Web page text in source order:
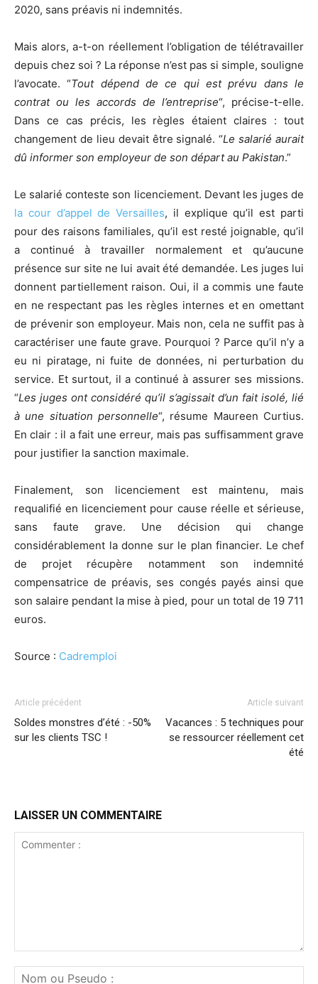
2020, sans préavis ni indemnités.
Mais alors, a-t-on réellement l’obligation de télétravailler
depuis chez soi ? La réponse n’est pas si simple, souligne
l’avocate. “Tout dépend de ce qui est prévu dans le
contrat ou les accords de l’entreprise“, précise-t-elle.
Dans ce cas précis, les règles étaient claires : tout
changement de lieu devait être signalé. “Le salarié aurait
dû informer son employeur de son départ au Pakistan.”
Le salarié conteste son licenciement. Devant les juges de
la cour d’appel de Versailles, il explique qu’il est parti
pour des raisons familiales, qu’il est resté joignable, qu’il
a continué à travailler normalement et qu’aucune
présence sur site ne lui avait été demandée. Les juges lui
donnent partiellement raison. Oui, il a commis une faute
en ne respectant pas les règles internes et en omettant
de prévenir son employeur. Mais non, cela ne suffit pas à
caractériser une faute grave. Pourquoi ? Parce qu’il n’y a
eu ni piratage, ni fuite de données, ni perturbation du
service. Et surtout, il a continué à assurer ses missions.
“Les juges ont considéré qu’il s’agissait d’un fait isolé, lié
à une situation personnelle“, résume Maureen Curtius.
En clair : il a fait une erreur, mais pas suffisamment grave
pour justifier la sanction maximale.
Finalement, son licenciement est maintenu, mais
requalifié en licenciement pour cause réelle et sérieuse,
sans faute grave. Une décision qui change
considérablement la donne sur le plan financier. Le chef
de projet récupère notamment son indemnité
compensatrice de préavis, ses congés payés ainsi que
son salaire pendant la mise à pied, pour un total de 19 711
euros.
Source : Cadremploi
Article précédent
Soldes monstres d’été : -50%
sur les clients TSC !
Article suivant
Vacances : 5 techniques pour
se ressourcer réellement cet
été
LAISSER UN COMMENTAIRE